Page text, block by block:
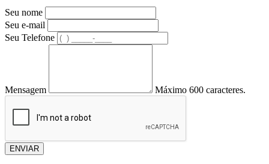
Seu nome
Seu e-mail
Seu Telefone
Mensagem Máximo 600 caracteres.
ENVIAR